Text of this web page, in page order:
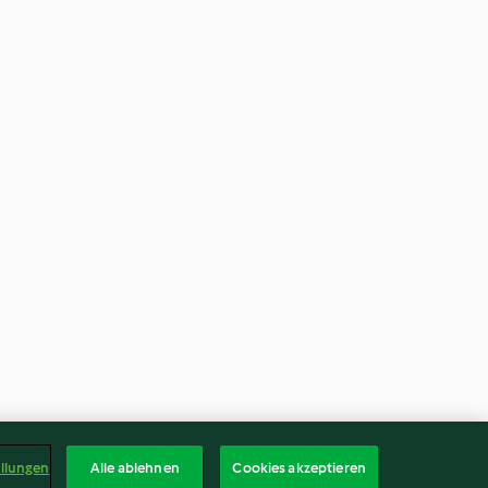
Alle ablehnen Cookies akzeptieren